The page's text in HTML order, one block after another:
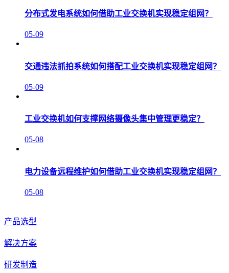
分布式发电系统如何借助工业交换机实现稳定组网？
05-09
交通违法抓拍系统如何搭配工业交换机实现稳定组网？
05-09
工业交换机如何支撑网络摄像头集中管理更稳定？
05-08
电力设备远程维护如何借助工业交换机实现稳定组网？
05-08
产品选型
解决方案
研发制造